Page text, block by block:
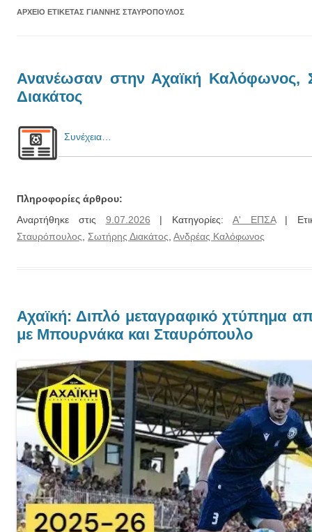
ΑΡΧΕΊΟ ΕΤΙΚΈΤΑΣ ΓΙΆΝΝΗΣ ΣΤΑΥΡΌΠΟΥΛΟΣ
Ανανέωσαν στην Αχαϊκή Καλόφωνος,
Διακάτος
Συνέχεια…
Πληροφορίες άρθρου:
Αναρτήθηκε στις 9.07.2026 | Κατηγορίες: Α' ΕΠΣΑ|
Σταυρόπουλος
Σωτήρης Διακάτος Ανδρέας Καλόφωνος
Αχαϊκή: Διπλό μεταγραφικό χτύπημα
με Μπουρνάκα και Σταυρόπουλο